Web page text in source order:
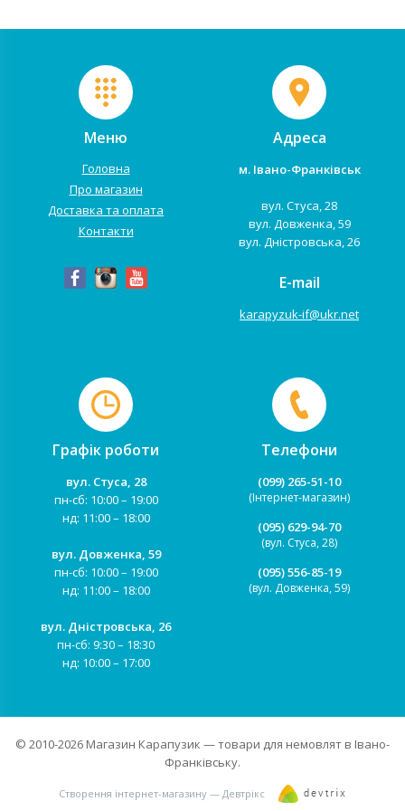
Меню
Головна
Про магазин
Доставка та оплата
Контакти
Адреса
м. Івано-Франківськ
вул. Стуса, 28
вул. Довженка, 59
вул. Дністровська, 26
E-mail
karapyzuk-if@ukr.net
Графік роботи
вул. Стуса, 28
пн-сб: 10:00 – 19:00
нд: 11:00 – 18:00
вул. Довженка, 59
пн-сб: 10:00 – 19:00
нд: 11:00 – 18:00
вул. Дністровська, 26
пн-сб: 9:30 – 18:30
нд: 10:00 – 17:00
Телефони
(099) 265-51-10
(Інтернет-магазин)
(095) 629-94-70
(вул. Стуса, 28)
(095) 556-85-19
(вул. Довженка, 59)
© 2010-2026 Магазин Карапузик — товари для немовлят в Івано-
Франківську.
Створення інтернет-магазину — Девтрікс